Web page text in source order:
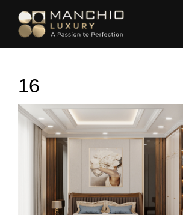
Home/Nhà phố/Nhà Phố phong cách tân cổ
16